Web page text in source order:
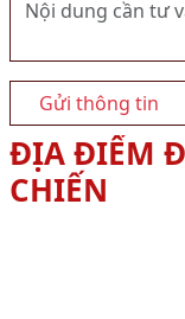
Gửi thông tin
ĐỊA ĐIỂM
CHIẾN